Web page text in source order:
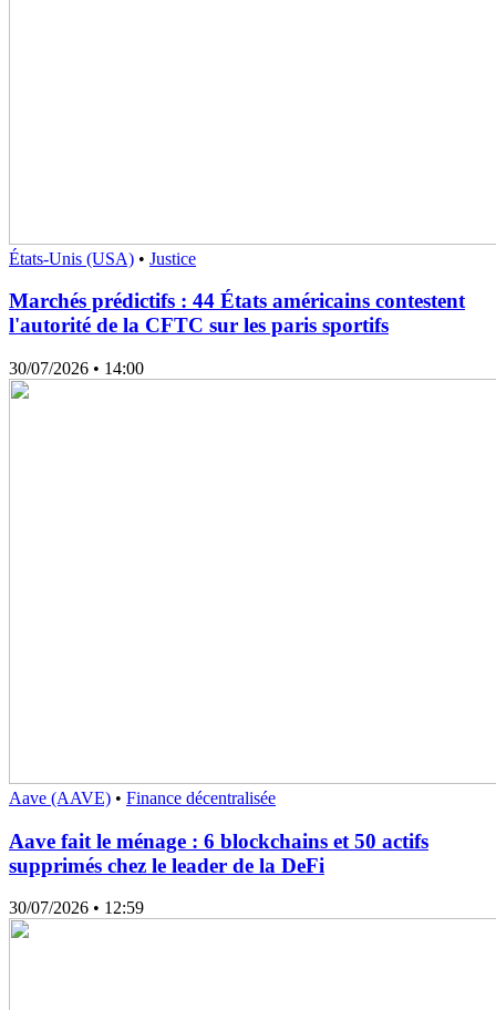
États-Unis (USA) • Justice
Marchés prédictifs : 44 États américains contestent
l'autorité de la CFTC sur les paris sportifs
30/07/2026 • 14:00
Aave (AAVE) • Finance décentralisée
Aave fait le ménage : 6 blockchains et 50 actifs
supprimés chez le leader de la DeFi
30/07/2026 • 12:59